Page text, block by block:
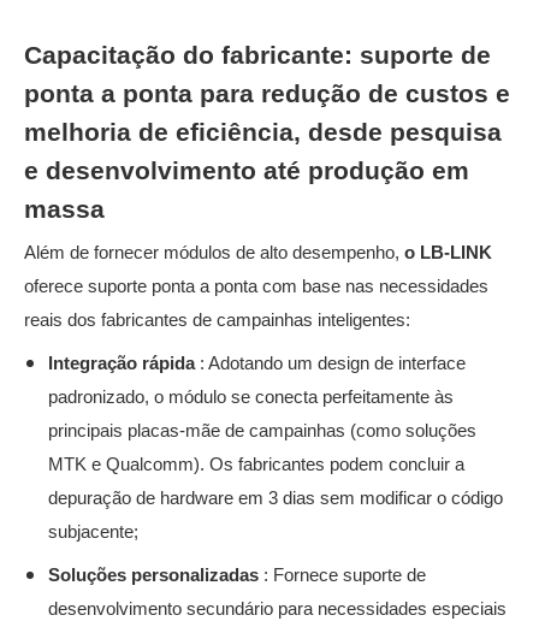
Capacitação do fabricante: suporte de
ponta a ponta para redução de custos e
melhoria de eficiência, desde pesquisa
e desenvolvimento até produção em
massa
Além de fornecer módulos de alto desempenho, o LB-LINK
oferece suporte ponta a ponta com base nas necessidades
reais dos fabricantes de campainhas inteligentes:
Integração rápida : Adotando um design de interface
padronizado, o módulo se conecta perfeitamente às
principais placas-mãe de campainhas (como soluções
MTK e Qualcomm). Os fabricantes podem concluir a
depuração de hardware em 3 dias sem modificar o código
subjacente;
Soluções personalizadas : Fornece suporte de
desenvolvimento secundário para necessidades especiais